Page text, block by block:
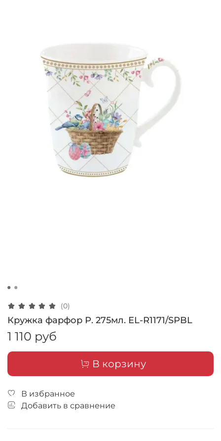
(0)
Кружка фарфор Р. 275мл. EL-R1171/SPBL
1 110 руб
В корзину
В избранное
Добавить в сравнение